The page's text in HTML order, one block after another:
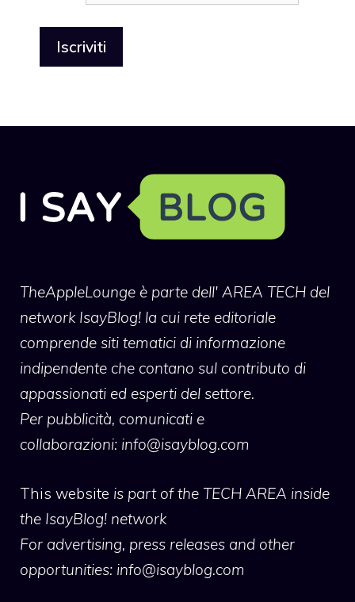
TheAppleLounge è parte dell' AREA TECH del
network IsayBlog! la cui rete editoriale
comprende siti tematici di informazione
indipendente che contano sul contributo di
appassionati ed esperti del settore.
Per pubblicità, comunicati e
collaborazioni: info@isayblog.com
This website is part of the TECH AREA inside
the IsayBlog! network
For advertising, press releases and other
opportunities: info@isayblog.com